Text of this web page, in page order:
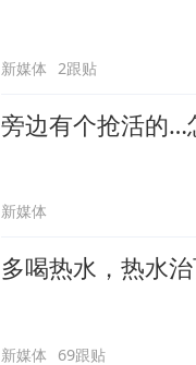
新媒体 2跟贴
旁边有个抢活的…
新媒体
多喝热水，热水治
新媒体 69跟贴